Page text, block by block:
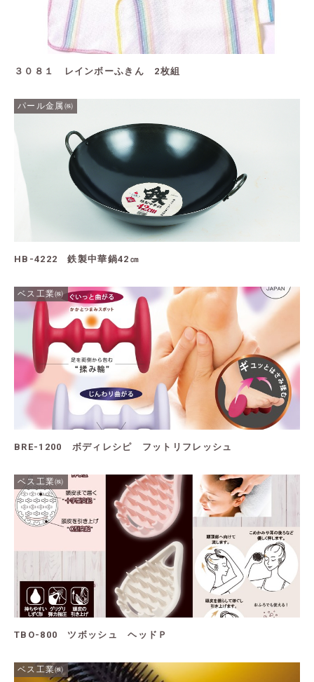
３０８１ レインボーふきん 2枚組
パール金属㈱
HB-4222 鉄製中華鍋42㎝
ベス工業㈱
BRE-1200 ボディレシピ フットリフレッシュ
ベス工業㈱
TBO-800 ツボッシュ ヘッドＰ
ベス工業㈱